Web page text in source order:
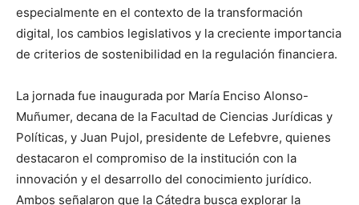
especialmente en el contexto de la transformación
digital, los cambios legislativos y la creciente importancia
de criterios de sostenibilidad en la regulación financiera.
La jornada fue inaugurada por María Enciso Alonso-
Muñumer, decana de la Facultad de Ciencias Jurídicas y
Políticas, y Juan Pujol, presidente de Lefebvre, quienes
destacaron el compromiso de la institución con la
innovación y el desarrollo del conocimiento jurídico.
Ambos señalaron que la Cátedra busca explorar la